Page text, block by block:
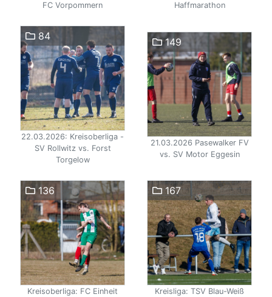
FC Vorpommern
Haffmarathon
84
22.03.2026: Kreisoberliga -
SV Rollwitz vs. Forst
Torgelow
149
21.03.2026 Pasewalker FV
vs. SV Motor Eggesin
136
Kreisoberliga: FC Einheit
167
Kreisliga: TSV Blau-Weiß